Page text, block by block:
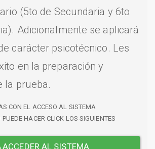
(5to de Secundaria y 6to
Adicionalmente se aplicará
carácter psicotécnico. Les
en la preparación y
la prueba.
CON EL ACCESO AL SISTEMA
PUEDE HACER CLICK LOS SIGUIENTES
ACCEDER AL SISTEMA